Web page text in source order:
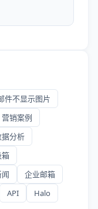
件不显示图片
营销案例
据分析
箱
企业邮箱
API Halo